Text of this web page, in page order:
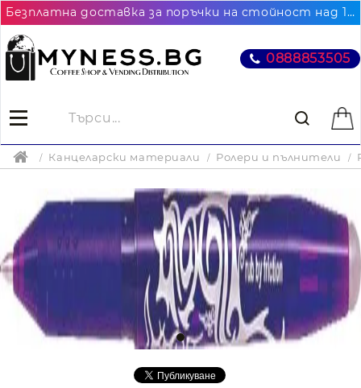
Безплатна доставка за поръчки на стойност над 102.26€ / 200лв. до най-близкия до Вас офис на Еконт
0888853505
Канцеларски материали Ролери и пълнители